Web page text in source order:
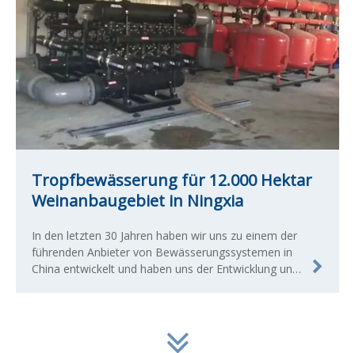
Tropfbewässerung für 12.000 Hektar
Weinanbaugebiet in Ningxia
In den letzten 30 Jahren haben wir uns zu einem der
führenden Anbieter von Bewässerungssystemen in
China entwickelt und haben uns der Entwicklung und